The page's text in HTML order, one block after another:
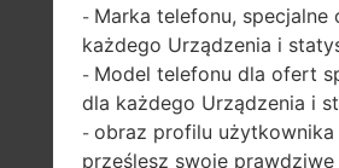
121 gramów (4.27
- Marka telefonu, specjalne
każdego Urządzenia i
- Model telefonu dla ofert
dla każdego Urządzenia i
- obraz profilu użytkownika
prześlesz swoje prawdziwe